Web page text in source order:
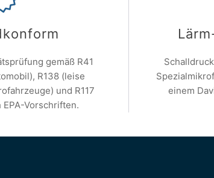
gemäß R41
R138 (leise
und R117
Vorschriften.
einem